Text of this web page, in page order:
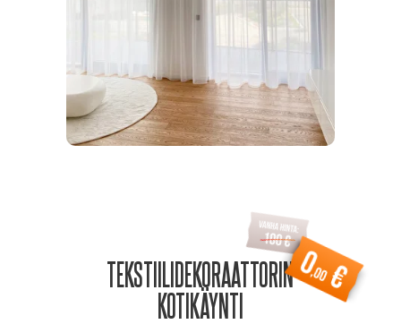
TEKSTIILIDEKORAATTORIN
KOTIKÄYNTI